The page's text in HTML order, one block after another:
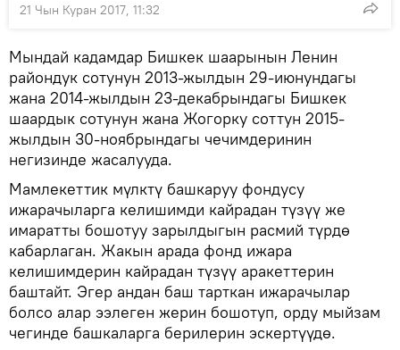
21 Чын Куран 2017, 11:32
Мындай кадамдар Бишкек шаарынын Ленин
райондук сотунун 2013-жылдын 29-июнундагы
жана 2014-жылдын 23-декабрындагы Бишкек
шаардык сотунун жана Жогорку соттун 2015-
жылдын 30-ноябрындагы чечимдеринин
негизинде жасалууда.
Мамлекеттик мүлктү башкаруу фондусу
ижарачыларга келишимди кайрадан түзүү же
имаратты бошотуу зарылдыгын расмий түрдө
кабарлаган. Жакын арада фонд ижара
келишимдерин кайрадан түзүү аракеттерин
баштайт. Эгер андан баш тарткан ижарачылар
болсо алар ээлеген жерин бошотуп, орду мыйзам
чегинде башкаларга берилерин эскертүүдө.